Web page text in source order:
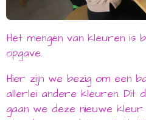
Het mengen van kleuren is
opgave.
Hier zijn we bezig om een
allerlei andere kleuren. Dit
gaan we deze nieuwe